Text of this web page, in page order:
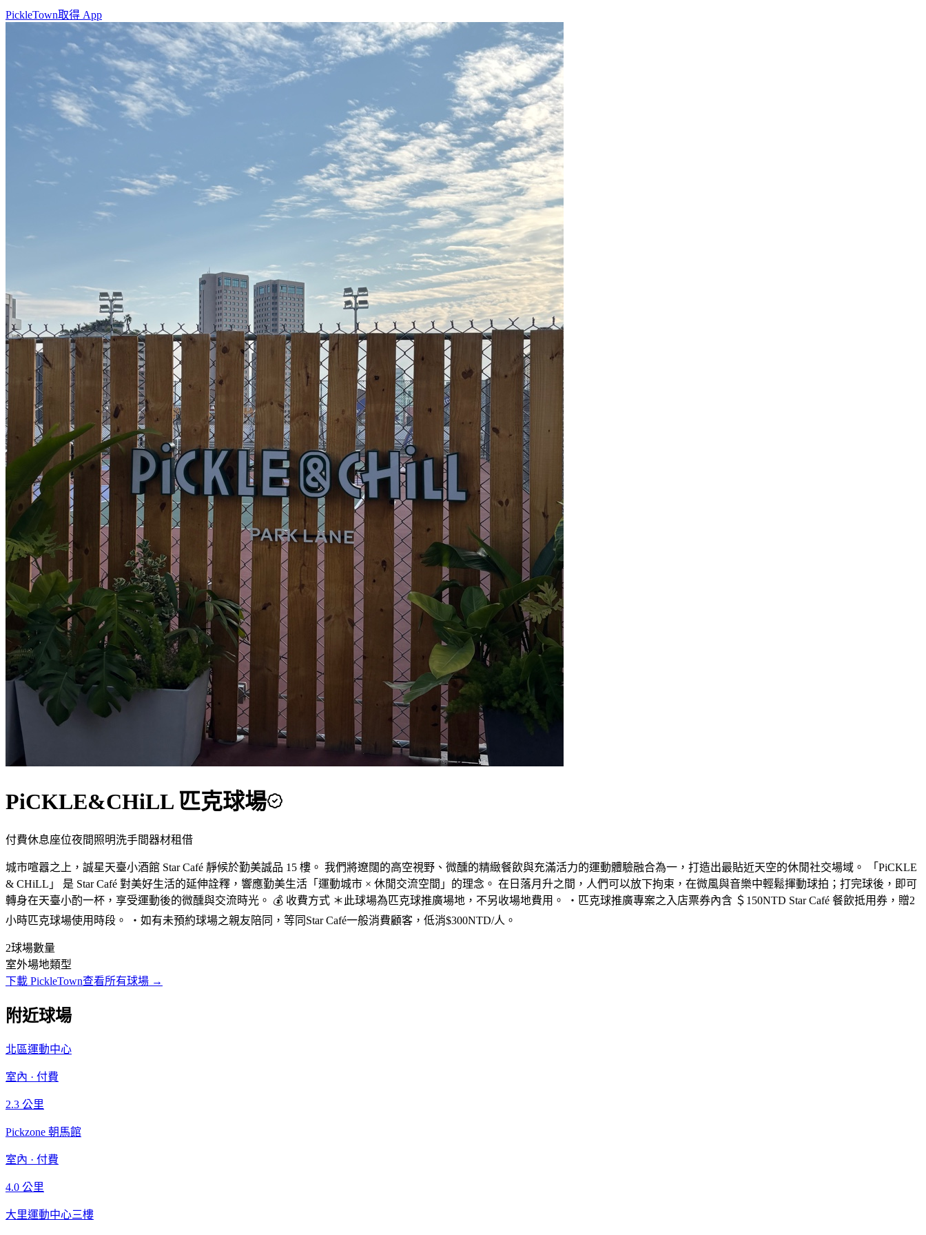
PickleTown取得 App
PiCKLE&CHiLL 匹克球場
付費休息座位夜間照明洗手間器材租借
城市喧囂之上，誠星天臺小酒館 Star Café 靜候於勤美誠品 15 樓。 我們將遼闊的高空視野、微醺的精緻餐飲與充滿活力的運動體驗融合為一，打造出最貼近天空的休閒社交場域。 「PiCKLE
& CHiLL」 是 Star Café 對美好生活的延伸詮釋，響應勤美生活「運動城市 × 休閒交流空間」的理念。 在日落月升之間，人們可以放下拘束，在微風與音樂中輕鬆揮動球拍；打完球後，即可
轉身在天臺小酌一杯，享受運動後的微醺與交流時光。 💰 收費方式 ＊此球場為匹克球推廣場地，不另收場地費用。 ・匹克球推廣專案之入店票券內含 ＄150NTD Star Café 餐飲抵用券，贈2
小時匹克球場使用時段。 ・如有未預約球場之親友陪同，等同Star Café一般消費顧客，低消$300NTD/人。
2球場數量
室外場地類型
下載 PickleTown查看所有球場 →
附近球場
北區運動中心
室內 · 付費
2.3 公里
Pickzone 朝馬館
室內 · 付費
4.0 公里
大里運動中心三樓